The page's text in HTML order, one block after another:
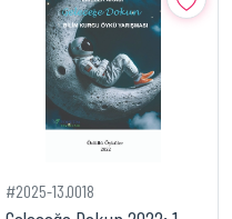
#2025-13.0018